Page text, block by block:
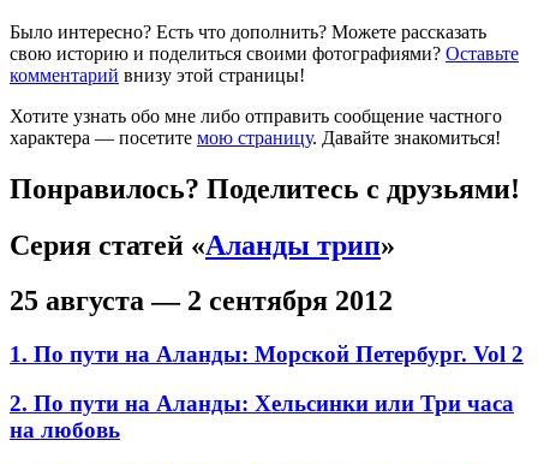
Было интересно? Есть что дополнить? Можете рассказать
свою историю и поделиться своими фотографиями? Оставьте
комментарий внизу этой страницы!
Хотите узнать обо мне либо отправить сообщение частного
характера — посетите мою страницу. Давайте знакомиться!
Понравилось? Поделитесь с друзьями!
Серия статей «Аланды трип»
25 августа — 2 сентября 2012
1. По пути на Аланды: Морской Петербург. Vol 2
2. По пути на Аланды: Хельсинки или Три часа
на любовь